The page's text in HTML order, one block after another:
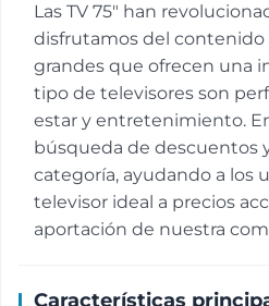
Las TV 75" han
disfrutamos del contenido
grandes que ofrecen una
tipo de televisores son
estar y entretenimiento.
búsqueda de descuentos
categoría, ayudando a los
televisor ideal a precios
aportación de nuestra
Características